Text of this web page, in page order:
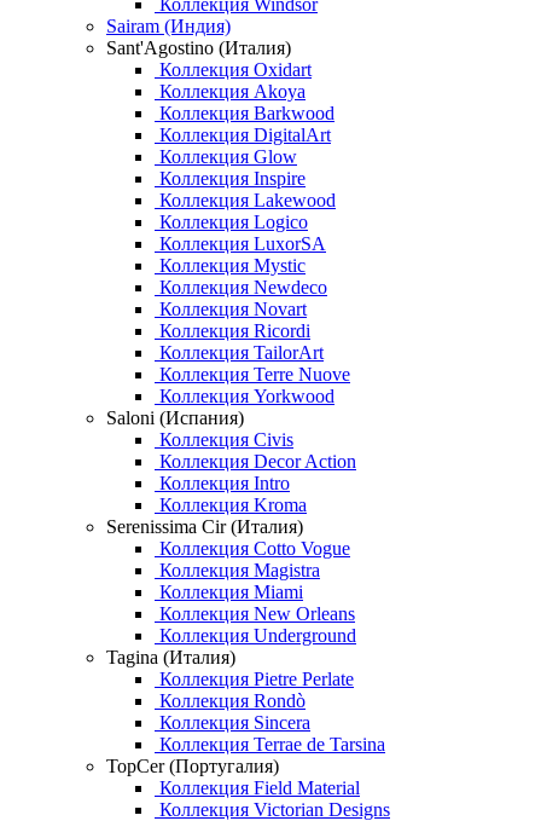
Коллекция Windsor
Sairam (Индия)
Sant'Agostino (Италия)
Коллекция Oxidart
Коллекция Akoya
Коллекция Barkwood
Коллекция DigitalArt
Коллекция Glow
Коллекция Inspire
Коллекция Lakewood
Коллекция Logico
Коллекция LuxorSA
Коллекция Mystic
Коллекция Newdeco
Коллекция Novart
Коллекция Ricordi
Коллекция TailorArt
Коллекция Terre Nuove
Коллекция Yorkwood
Saloni (Испания)
Коллекция Civis
Коллекция Decor Action
Коллекция Intro
Коллекция Kroma
Serenissima Cir (Италия)
Коллекция Cotto Vogue
Коллекция Magistra
Коллекция Miami
Коллекция New Orleans
Коллекция Underground
Tagina (Италия)
Коллекция Pietre Perlate
Коллекция Rondò
Коллекция Sincera
Коллекция Terrae de Tarsina
TopCer (Португалия)
Коллекция Field Material
Коллекция Victorian Designs